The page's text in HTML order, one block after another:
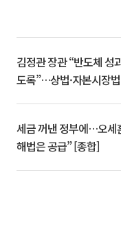
김정관 장관 “반도체 성
도록”…상법·자본시장
세금 꺼낸 정부에…오세
해법은 공급” [종합]